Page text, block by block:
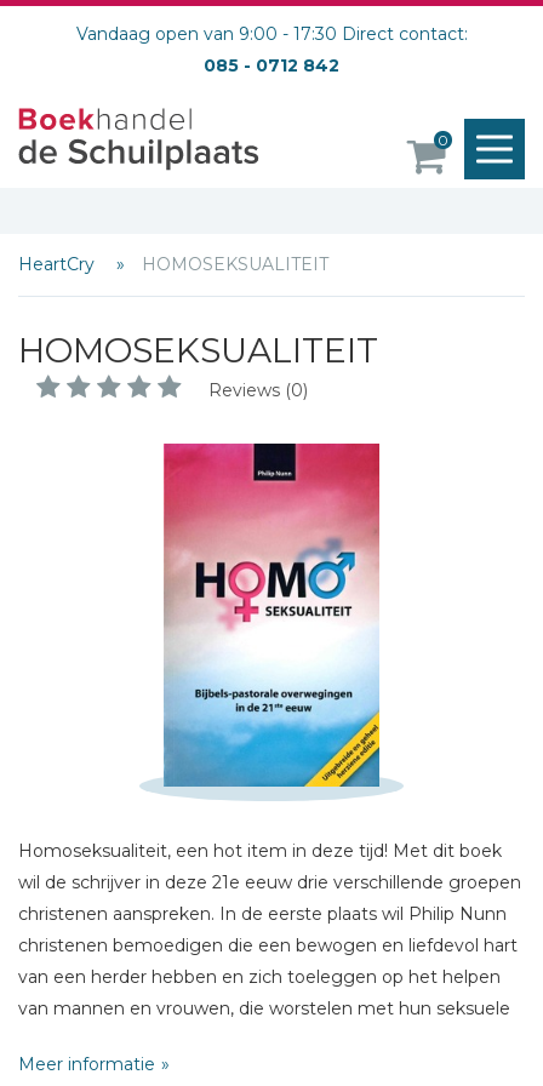
Vandaag open van 9:00 - 17:30 Direct contact:
085 - 0712 842
0
HeartCry HOMOSEKSUALITEIT
HOMOSEKSUALITEIT
Reviews (0)
Homoseksualiteit, een hot item in deze tijd! Met dit boek
wil de schrijver in deze 21e eeuw drie verschillende groepen
christenen aanspreken. In de eerste plaats wil Philip Nunn
christenen bemoedigen die een bewogen en liefdevol hart
van een herder hebben en zich toeleggen op het helpen
van mannen en vrouwen, die worstelen met hun seksuele
verantwoordelijken en leidinggevenden in de gemeente
Meer informatie
Schrijf hieronder je review!
E-mail *
Titel *